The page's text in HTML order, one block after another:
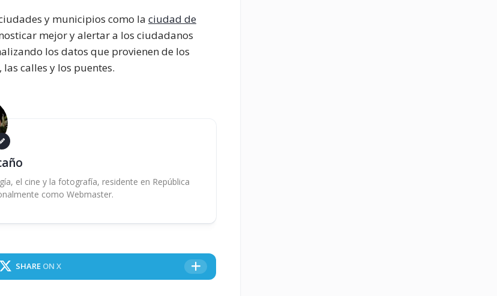
y municipios como la ciudad de
mejor y alertar a los ciudadanos
los datos que provienen de los
calles y los puentes.
el cine y la fotografía, residente en República
como Webmaster.
SHARE ON X